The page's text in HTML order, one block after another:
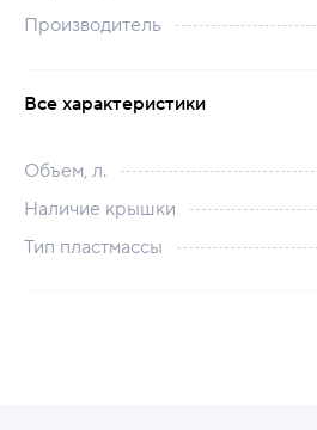
Производитель
Все характеристики
Объем, л.
Наличие крышки
Тип пластмассы